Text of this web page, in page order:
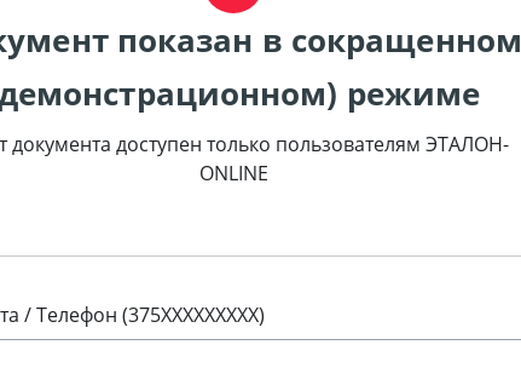
показан в сокращенном
режиме
документа доступен только пользователям ЭТАЛОН-
ONLINE
/ Телефон (375XXXXXXXXX)